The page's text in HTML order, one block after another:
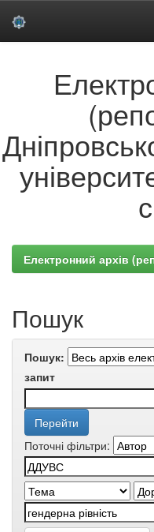
Електронний архів
Пошук
Пошук:
запит
Поточні фільтри: